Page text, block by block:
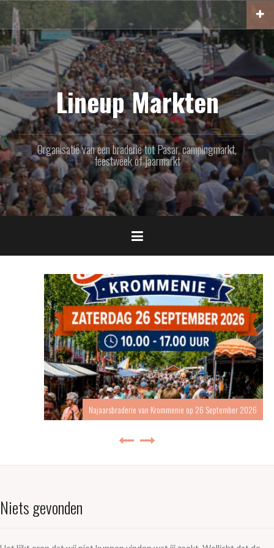
Naar
inhoud
springen
Lineup Markten
Organisatie van een braderie tot Pasar, campingmarkt,
feestweek of jaarmarkt
Najaarsbraderie van Krommenie op 26 September 2026
Niets gevonden